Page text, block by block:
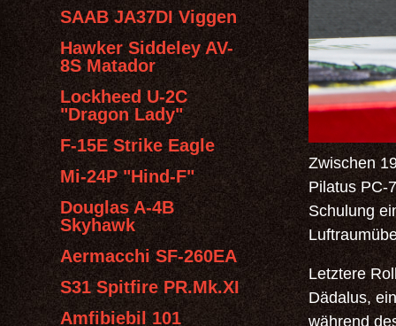
Zwischen
Pilatus PC-
Schulung
Letztere
Dädalus,
während
SAAB JA37DI Viggen
Hawker Siddeley AV-
8S Matador
Lockheed U-2C
"Dragon Lady"
F-15E Strike Eagle
Mi-24P "Hind-F"
Douglas A-4B
Skyhawk
Aermacchi SF-260EA
S31 Spitfire PR.Mk.XI
Amfibiebil 101